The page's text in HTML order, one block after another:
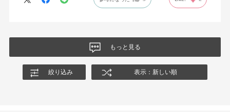
もっと見る
絞り込み 表示：新しい順